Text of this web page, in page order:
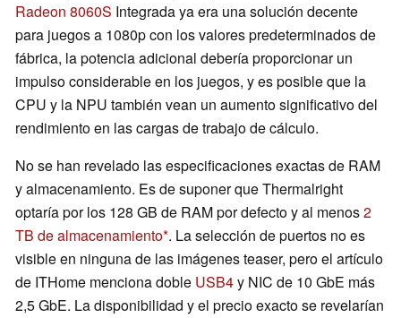
Radeon 8060S Integrada ya era una solución decente
para juegos a 1080p con los valores predeterminados de
fábrica, la potencia adicional debería proporcionar un
impulso considerable en los juegos, y es posible que la
CPU y la NPU también vean un aumento significativo del
rendimiento en las cargas de trabajo de cálculo.
No se han revelado las especificaciones exactas de RAM
y almacenamiento. Es de suponer que Thermalright
optaría por los 128 GB de RAM por defecto y al menos2
TB de almacenamiento . La selección de puertos no es
visible en ninguna de las imágenes teaser, pero el artículo
de ITHome menciona doble USB4y NIC de 10 GbE más
2,5 GbE. La disponibilidad y el precio exacto se revelarían